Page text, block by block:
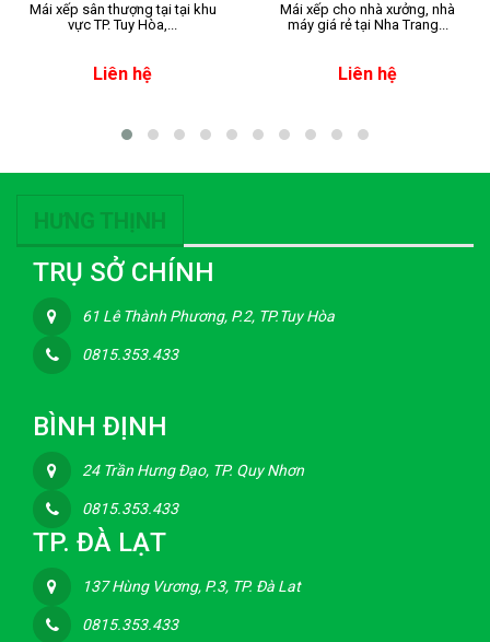
Mái xếp sân thượng tại tại khu
vực TP. Tuy Hòa,...
Liên hệ
Mái xếp cho nhà xưởng, nhà
máy giá rẻ tại Nha Trang...
Liên hệ
HƯNG THỊNH
TRỤ SỞ CHÍNH
61 Lê Thành Phương, P.2, TP.Tuy Hòa
0815.353.433
BÌNH ĐỊNH
24 Trần Hưng Đạo, TP. Quy Nhơn
0815.353.433
TP. ĐÀ LẠT
137 Hùng Vương, P.3, TP. Đà Lat
0815.353.433